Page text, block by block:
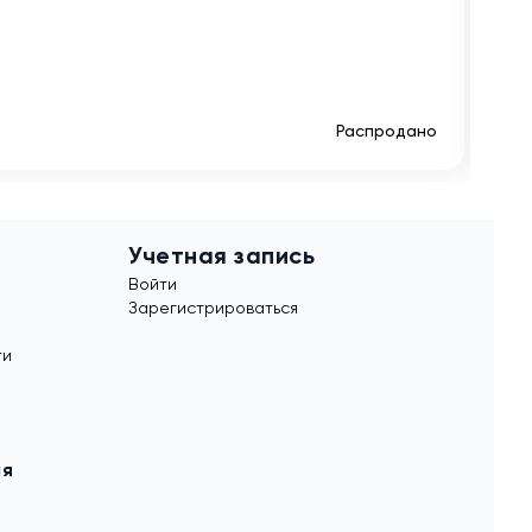
Распродано
Учетная запись
Войти
Зарегистрироваться